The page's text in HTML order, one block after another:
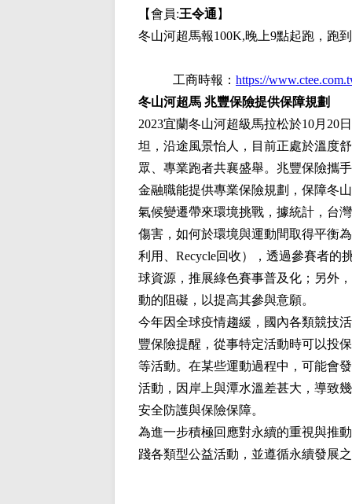
【會員:王令通 】
冬山河超馬報100K,晚上9點起跑，跑
工商時報： https://
冬山河超馬 兆豐保險提供保障規劃
2023宜蘭冬山河超級馬拉松於10月20
坦，沿途風景怡人，目前正處於溫度
眾、專業跑者共襄盛舉。兆豐保險攜
金融職能提供專業保險規劃，保障冬
氣候變遷帶來環境挑戰，據統計，台
傷害，如何於環境與運動間取得平衡
利用、Recycle回收），透過參賽者的
球資源，推展綠色賽事普及化；另外
動的阻礙，以提高其參與意願。
今年因全球疫情趨緩，國內各類競技
豐保險提醒，從事特定活動時可以投
等活動。在某些運動過程中，可能會
活動，因岸上與潭水溫差甚大，導致
安全防護與保險保障。
為進一步積極回應對永續的重視與推
踐各類型公益活動，並遵循永續發展